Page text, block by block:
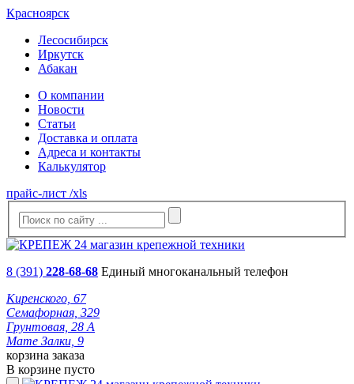
Красноярск
Лесосибирск
Иркутск
Абакан
О компании
Новости
Статьи
Доставка и оплата
Адреса и контакты
Калькулятор
прайс-лист /xls
8 (391) 228-68-68 Единый многоканальный телефон
Киренского, 67
Семафорная, 329
Грунтовая, 28 А
Мате Залки, 9
корзина заказа
В корзине пусто